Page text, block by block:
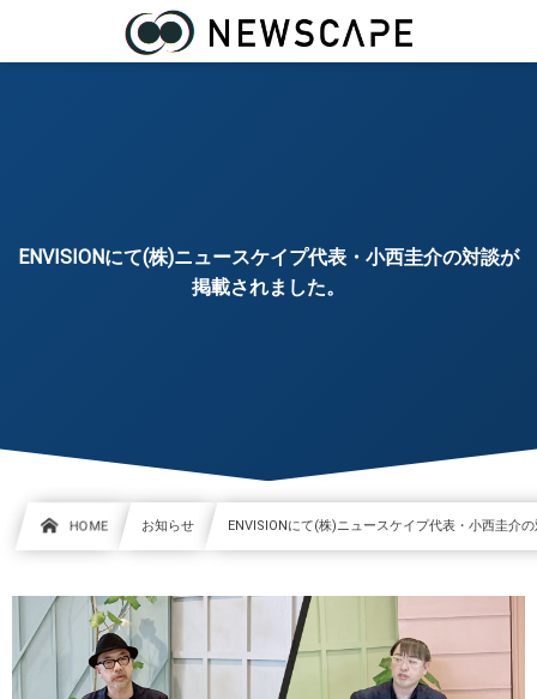
ENVISIONにて(株)ニュースケイプ代表・小西圭介の対談が
掲載されました。
HOME お知らせ ENVISIONにて(株)ニュースケイプ代表・小西圭介